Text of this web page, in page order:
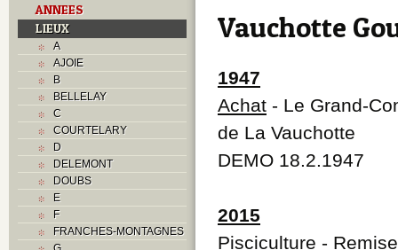
ANNEES
LIEUX
A
AJOIE
B
BELLELAY
C
COURTELARY
D
DELEMONT
DOUBS
E
F
FRANCHES-MONTAGNES
Vauchotte
1947
Achat - Le Grand-
de La Vauchotte
DEMO 18.2.1947
2015
Pisciculture -